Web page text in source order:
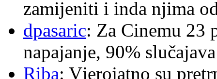
zamijeniti i inda njima
dpasaric: Za Cinemu 23
napajanje, 90%
Riba: Vjerojatno su